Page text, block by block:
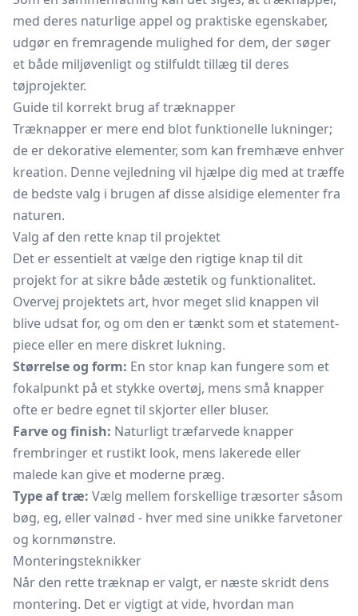
med deres naturlige appel og praktiske egenskaber,
udgør en fremragende mulighed for dem, der søger
et både miljøvenligt og stilfuldt tillæg til deres
tøjprojekter.
Guide til korrekt brug af træknapper
Træknapper er mere end blot funktionelle lukninger;
de er dekorative elementer, som kan fremhæve enhver
kreation. Denne vejledning vil hjælpe dig med at træffe
de bedste valg i brugen af disse alsidige elementer fra
naturen.
Valg af den rette knap til projektet
Det er essentielt at vælge den rigtige knap til dit
projekt for at sikre både æstetik og funktionalitet.
Overvej projektets art, hvor meget slid knappen vil
blive udsat for, og om den er tænkt som et statement-
piece eller en mere diskret lukning.
Størrelse og form: En stor knap kan fungere som et
fokalpunkt på et stykke overtøj, mens små knapper
ofte er bedre egnet til skjorter eller bluser.
Farve og finish: Naturligt træfarvede knapper
frembringer et rustikt look, mens lakerede eller
malede kan give et moderne præg.
Type af træ: Vælg mellem forskellige træsorter såsom
bøg, eg, eller valnød - hver med sine unikke farvetoner
og kornmønstre.
Monteringsteknikker
Når den rette træknap er valgt, er næste skridt dens
montering. Det er vigtigt at vide, hvordan man